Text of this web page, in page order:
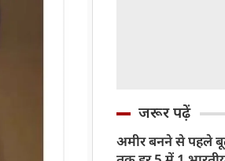
जरूर पढ़ें
अमीर बनने से पहले